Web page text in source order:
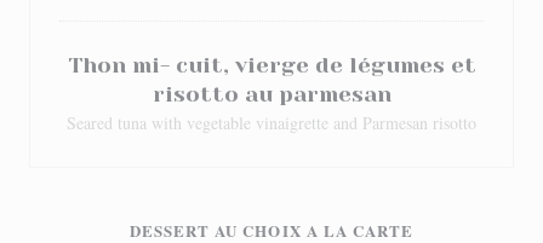
Thon mi- cuit, vierge de légumes et
risotto au parmesan
Seared tuna with vegetable vinaigrette and Parmesan risotto
DESSERT AU CHOIX A LA CARTE